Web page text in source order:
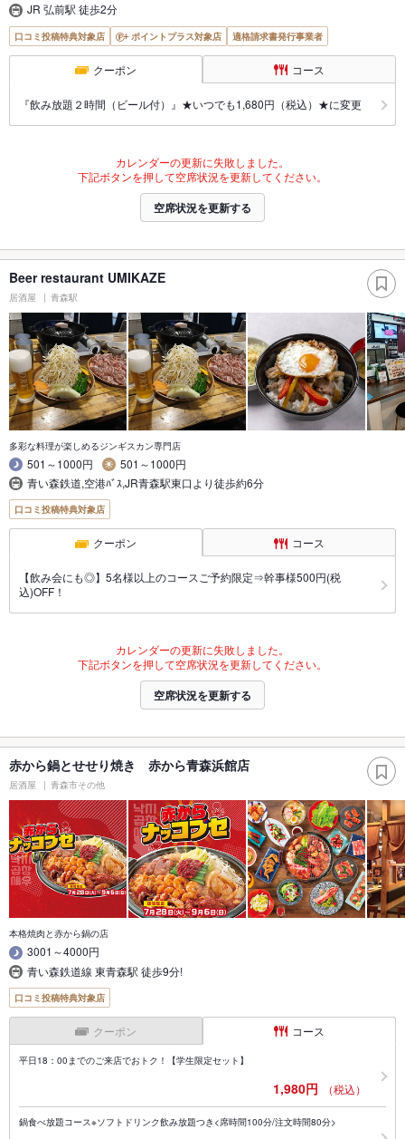
JR 弘前駅 徒歩2分
口コミ投稿特典対象店 ポイントプラス対象店 適格請求書発行事業者
クーポン コース
『飲み放題２時間（ビール付）』★いつでも1,680円（税込）★に変更
カレンダーの更新に失敗しました。
下記ボタンを押して空席状況を更新してください。
空席状況を更新する
Beer restaurant UMIKAZE
居酒屋 青森駅
多彩な料理が楽しめるジンギスカン専門店
501～1000円
501～1000円
青い森鉄道,空港ﾊﾞｽ,JR青森駅東口より徒歩約6分
口コミ投稿特典対象店
クーポン コース
【飲み会にも◎】5名様以上のコースご予約限定⇒幹事様500円(税
込)OFF！
カレンダーの更新に失敗しました。
下記ボタンを押して空席状況を更新してください。
空席状況を更新する
赤から鍋とせせり焼き 赤から青森浜館店
居酒屋 青森市その他
本格焼肉と赤から鍋の店
3001～4000円
青い森鉄道線 東青森駅 徒歩9分!
口コミ投稿特典対象店
クーポン コース
平日18：00までのご来店でおトク！【学生限定セット】
1,980円 （税込）
鍋食べ放題コース※ソフトドリンク飲み放題つき<席時間100分/注文時間80分>